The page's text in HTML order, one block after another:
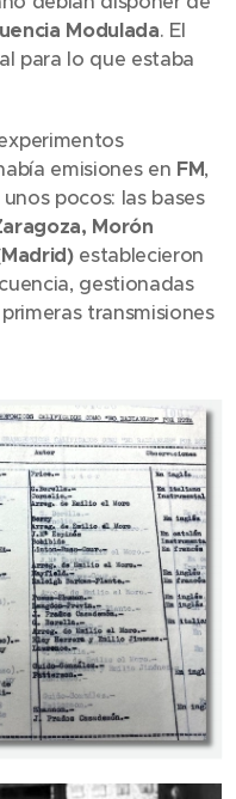
Modulada. El
para lo que estaba
emisiones en FM,
pocos: las bases
Morón
establecieron
gestionadas
transmisiones